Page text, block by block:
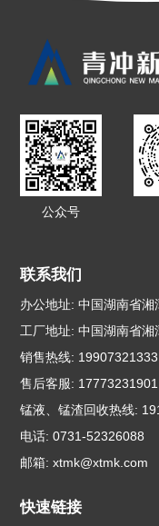
公众号
联系我们
办公地址: 中国湖南省
工厂地址: 中国湖南省
销售热线: 19907321333
售后客服: 17773231901
锰液、锰渣回收热线:
电话: 0731-52326088
邮箱:xtmk@xtmk.com
快速链接